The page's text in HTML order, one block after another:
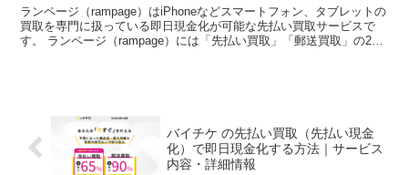
ランページ（rampage）はiPhoneなどスマートフォン、タブレットの
買取を専門に扱っている即日現金化が可能な先払い買取サービスで
す。 ランページ（rampage）には「先払い買取」「郵送買取」の2通
バイチケ の先払い買取（先払い現金
化）で即日現金化する方法｜サービス
内容・詳細情報